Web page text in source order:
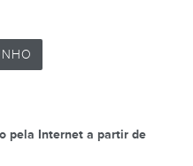
pela Internet a partir de